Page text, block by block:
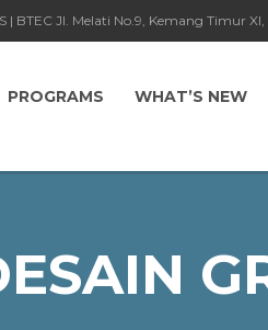
| BTEC Jl. Melati No.9, Kemang Timur
PROGRAMS WHAT’S NEW